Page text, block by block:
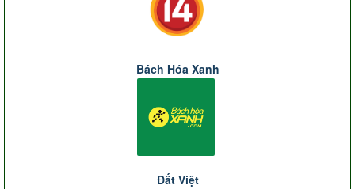
Bách Hóa Xanh
Đất Việt